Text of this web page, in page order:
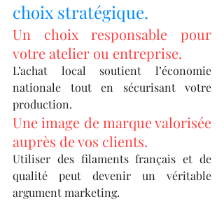
choix stratégique.
Un choix responsable pour
votre atelier ou entreprise.
L’achat local soutient l’économie
nationale tout en sécurisant votre
production.
Une image de marque valorisée
auprès de vos clients.
Utiliser des filaments français et de
qualité peut devenir un véritable
argument marketing.